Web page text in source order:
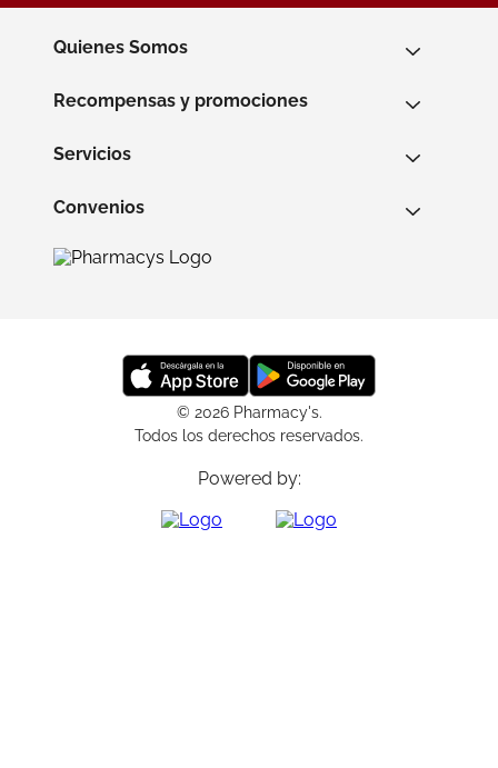
Quienes Somos
Recompensas y promociones
Servicios
Convenios
© 2026 Pharmacy's.
Todos los derechos reservados.
Powered by: